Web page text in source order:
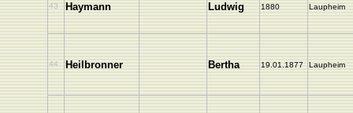
43 Haymann Ludwig 1880 Laupheim
44 Heilbronner Bertha 19.01.1877 Laupheim